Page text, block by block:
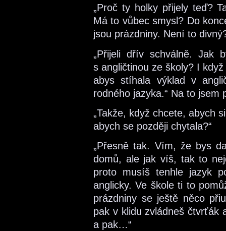
„Proč ty holky přijely teď?
Má to vůbec smysl? Do
jsou prázdniny. Není to
„Přijeli dřív schválně. Jak
s angličtinou ze školy? I
abys stíhala výklad v
rodného jazyka.“ Na to jsem
„Takže, když chcete, abych
abych se později chytala?“
„Přesně tak. Vím, že bys
domů, ale jak víš, tak to
proto musíš tenhle jazyk
anglicky. Ve škole ti to
prázdniny se ještě něco
pak v klidu zvládneš čtvrťák
a pak…“